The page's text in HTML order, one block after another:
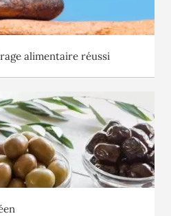
alimentaire réussi